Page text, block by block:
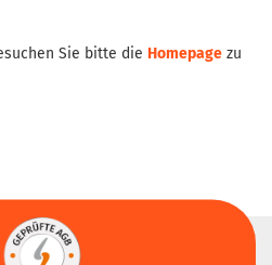
Sie bitte die Homepage zu